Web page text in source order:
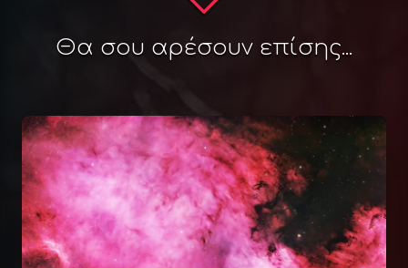
Θα σου αρέσουν επίσης...